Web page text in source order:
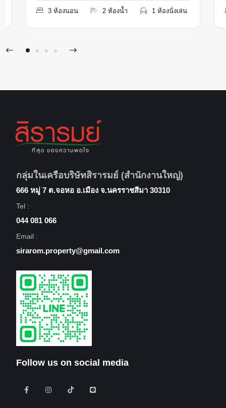
3 ห้องนอน 2 ห้องน้ำ 1 ห้องนั่งเล่น
กลุ่มในเครือบริษัทสิรารมย์ (สำนักงานใหญ่)
666 หมู่ 7 ต.จอหอ อ.เมือง จ.นครราชสีมา 30310
Tel :
044 081 066
Email :
sirarom.property@gmail.com
Follow us on social media